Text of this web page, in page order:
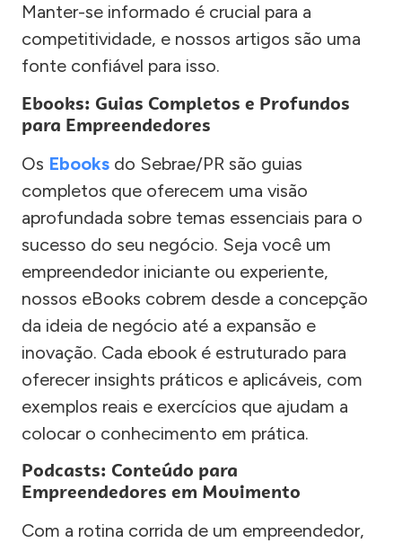
Manter-se informado é crucial para a
competitividade, e nossos artigos são uma
fonte confiável para isso.
Ebooks: Guias Completos e Profundos
para Empreendedores
Os Ebooks do Sebrae/PR são guias
completos que oferecem uma visão
aprofundada sobre temas essenciais para o
sucesso do seu negócio. Seja você um
empreendedor iniciante ou experiente,
nossos eBooks cobrem desde a concepção
da ideia de negócio até a expansão e
inovação. Cada ebook é estruturado para
oferecer insights práticos e aplicáveis, com
exemplos reais e exercícios que ajudam a
colocar o conhecimento em prática.
Podcasts: Conteúdo para
Empreendedores em Movimento
Com a rotina corrida de um empreendedor,